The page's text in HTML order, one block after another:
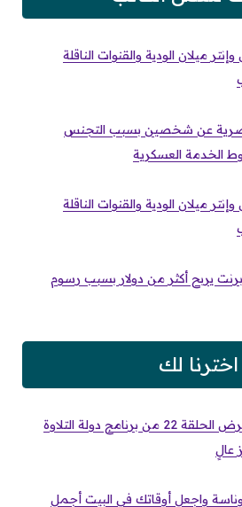
ميلان الودية والقنوات الناقلة
عن شخصين بسبب التجنس
الخدمة العسكرية
ميلان الودية والقنوات الناقلة
يربح أكثر من دولار بسبب رسوم
اخترنا لك
قبل السحور.. موعد عرض الحلقة 22 من برنامج دولة التلاوة
عالٍ
واجعل أوقاتك في البيت أجمل